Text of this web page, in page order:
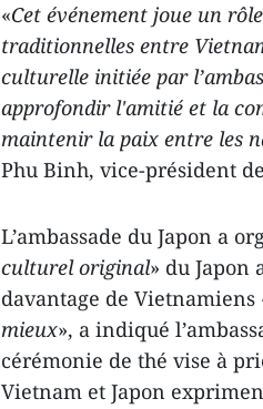
«Cet événement joue un
traditionnelles entre
culturelle initiée par
approfondir l'amitié et la
maintenir la paix entre les
Phu Binh, vice-président
L’ambassade du Japon a
culturel original» du Japon
davantage de Vietnamiens
mieux», a indiqué
cérémonie de thé vise à
Vietnam et Japon